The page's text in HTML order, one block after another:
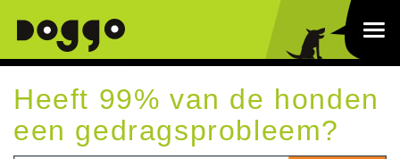
Heeft 99% van de honden
een gedragsprobleem?